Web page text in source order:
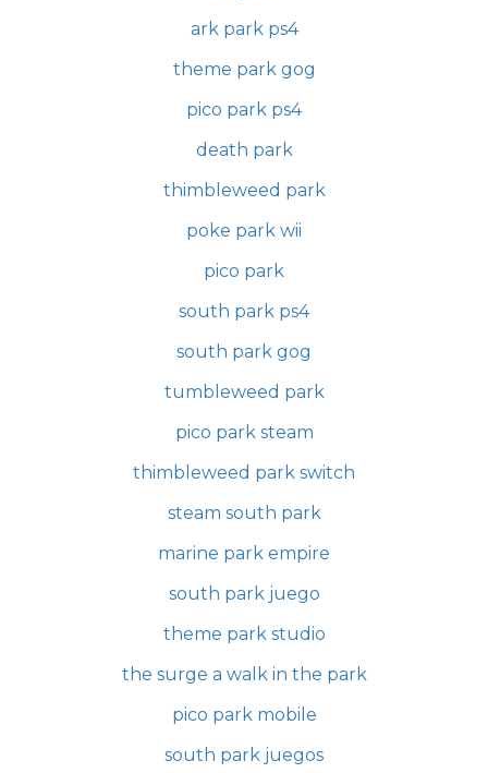
ark park ps4
theme park gog
pico park ps4
death park
thimbleweed park
poke park wii
pico park
south park ps4
south park gog
tumbleweed park
pico park steam
thimbleweed park switch
steam south park
marine park empire
south park juego
theme park studio
the surge a walk in the park
pico park mobile
south park juegos